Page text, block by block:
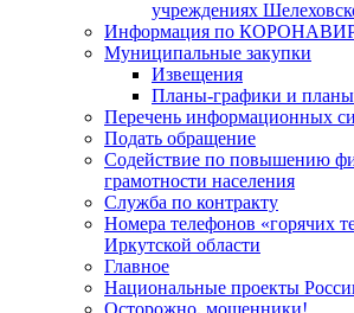
учреждениях
Информация по
Муниципальные закупки
Извещения
Планы-графики и планы
Перечень информационных
Подать обращение
Содействие по повышению
грамотности населения
Служба по контракту
Номера телефонов «горячих
Иркутской области
Главное
Национальные проекты
Осторожно, мошенники!